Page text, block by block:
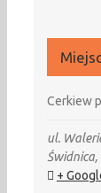
Cerkiew
ul.
Świdnica,
+